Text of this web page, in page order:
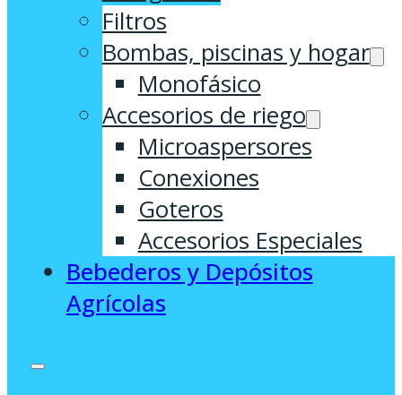
Filtros
Bombas, piscinas y hogar
Monofásico
Accesorios de riego
Microaspersores
Conexiones
Goteros
Accesorios Especiales
Bebederos y Depósitos
Agrícolas